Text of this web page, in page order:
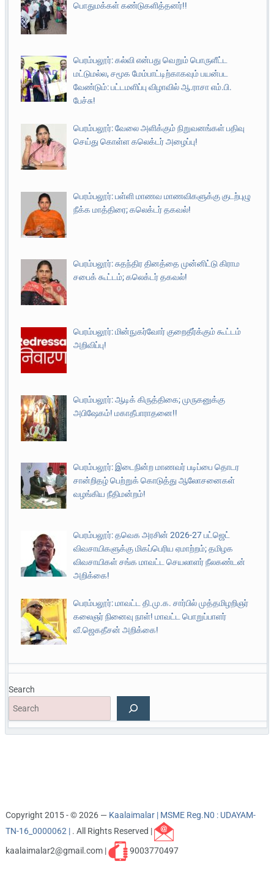
பொதுமக்கள் கண்டுகளித்தனர்!!
பெரம்பலூர்: கல்வி என்பது வெறும் பொருளீட்ட
மட்டுமல்ல, சமூக மேம்பாட்டிற்காகவும் பயன்பட
வேண்டும்: பட்டமளிப்பு விழாவில் ஆ.ராசா எம்.பி.
பேச்சு!
பெரம்பலூர்: வேலை அளிக்கும் நிறுவனங்கள் பதிவு
செய்து கொள்ள கலெக்டர் அழைப்பு!
பெரம்பலூர்: பள்ளி மாணவ மாணவிகளுக்கு குடற்புழு
நீக்க மாத்திரை; கலெக்டர் தகவல்!
பெரம்பலூர்: சுதந்திர தினத்தை முன்னிட்டு கிராம
சபைக் கூட்டம்; கலெக்டர் தகவல்!
பெரம்பலூர்: மின்நுகர்வோர் குறைதீர்க்கும் கூட்டம்
அறிவிப்பு!
பெரம்பலூர்: ஆடிக் கிருத்திகை; முருகனுக்கு
அபிஷேகம்! மகாதீபாராதனை!!
பெரம்பலூர்: இடைநின்ற மாணவர் படிப்பை தொடர
சான்றிதழ் பெற்றுக் கொடுத்து ஆலோசனைகள்
வழங்கிய நீதிமன்றம்!
பெரம்பலூர்: தவெக அரசின் 2026-27 பட்ஜெட்
விவசாயிகளுக்கு மிகப்பெரிய ஏமாற்றம்; தமிழக
விவசாயிகள் சங்க மாவட்ட செயலாளர் நீலகண்டன்
அறிக்கை!
பெரம்பலூர்: மாவட்ட தி.மு.க. சார்பில் முத்தமிழறிஞர்
கலைஞர் நினைவு நாள்! மாவட்ட பொறுப்பாளர்
வீ.ஜெகதீசன் அறிக்கை!
Search
Copyright 2015 - © 2026 — Kaalaimalar | MSME Reg.N0 : UDAYAM-
TN-16_0000062 | . All Rights Reserved |
kaalaimalar2@gmail.com |
9003770497